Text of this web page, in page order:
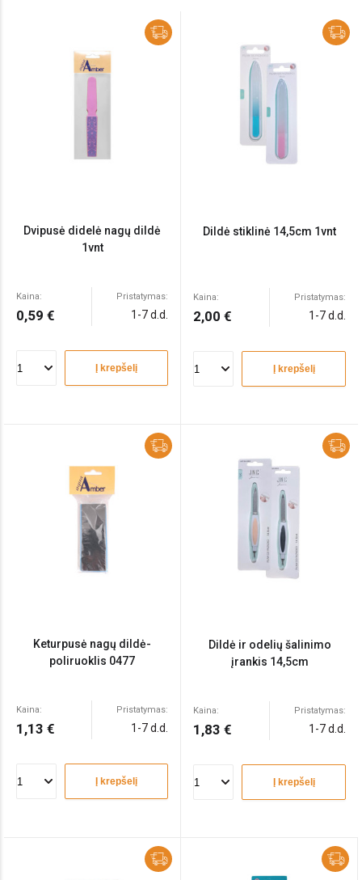
Dvipusė didelė nagų dildė
1vnt
Kaina:
0,59 €
Pristatymas:
1-7 d.d.
Į krepšelį
Dildė stiklinė 14,5cm 1vnt
Kaina:
2,00 €
Pristatymas:
1-7 d.d.
Į krepšelį
Keturpusė nagų dildė-
poliruoklis 0477
Kaina:
1,13 €
Pristatymas:
1-7 d.d.
Į krepšelį
Dildė ir odelių šalinimo
įrankis 14,5cm
Kaina:
1,83 €
Pristatymas:
1-7 d.d.
Į krepšelį